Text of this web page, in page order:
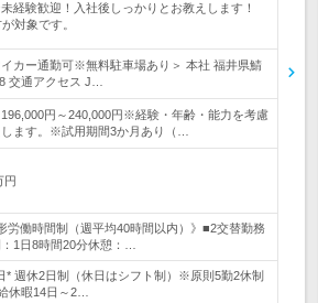
経験歓迎！入社後しっかりとお教えします！
対象です。
イカー通勤可※無料駐車場あり＞ 本社 福井県鯖
交通アクセス J…
196,000円～240,000円※経験・年齢・能力を考慮
ます。※試用期間3か月あり（…
円
労働時間制（週平均40時間以内）》■2交替勤務
1日8時間20分休憩：…
* 週休2日制（休日はシフト制）※原則5勤2休制
休暇14日～2…